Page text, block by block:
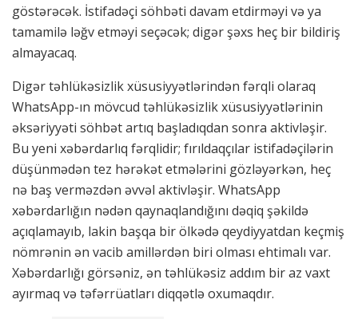
göstərəcək. İstifadəçi söhbəti davam etdirməyi və ya
tamamilə ləğv etməyi seçəcək; digər şəxs heç bir bildiriş
almayacaq.
Digər təhlükəsizlik xüsusiyyətlərindən fərqli olaraq
WhatsApp-ın mövcud təhlükəsizlik xüsusiyyətlərinin
əksəriyyəti söhbət artıq başladıqdan sonra aktivləşir.
Bu yeni xəbərdarlıq fərqlidir; fırıldaqçılar istifadəçilərin
düşünmədən tez hərəkət etmələrini gözləyərkən, heç
nə baş verməzdən əvvəl aktivləşir. WhatsApp
xəbərdarlığın nədən qaynaqlandığını dəqiq şəkildə
açıqlamayıb, lakin başqa bir ölkədə qeydiyyatdan keçmiş
nömrənin ən vacib amillərdən biri olması ehtimalı var.
Xəbərdarlığı görsəniz, ən təhlükəsiz addım bir az vaxt
ayırmaq və təfərrüatları diqqətlə oxumaqdır.